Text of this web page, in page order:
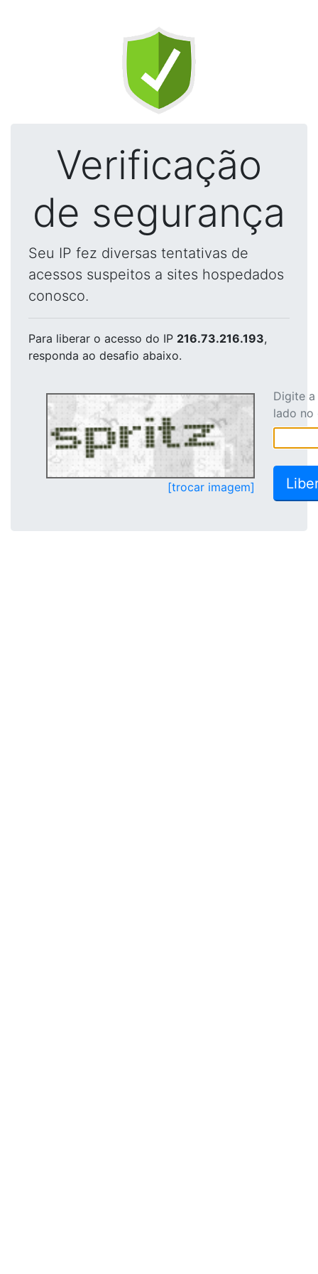
Verificação
de segurança
Seu IP fez diversas tentativas de
acessos suspeitos a sites hospedados
conosco.
Para liberar o acesso do IP 216.73.216.193,
responda ao desafio abaixo.
[trocar imagem]
Digite
lado no